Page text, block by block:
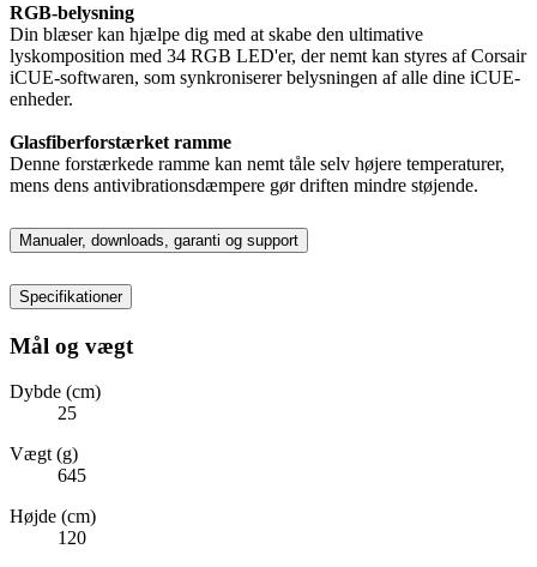
RGB-belysning
Din blæser kan hjælpe dig med at skabe den ultimative
lyskomposition med 34 RGB LED'er, der nemt kan styres af Corsair
iCUE-softwaren, som synkroniserer belysningen af alle dine iCUE-
enheder.
Glasfiberforstærket ramme
Denne forstærkede ramme kan nemt tåle selv højere temperaturer,
mens dens antivibrationsdæmpere gør driften mindre støjende.
Manualer, downloads, garanti og support
Specifikationer
Mål og vægt
Dybde (cm)
25
Vægt (g)
645
Højde (cm)
120